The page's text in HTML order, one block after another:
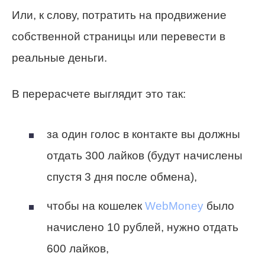
Или, к слову, потратить на продвижение
собственной страницы или перевести в
реальные деньги.
В перерасчете выглядит это так:
за один голос в контакте вы должны
отдать 300 лайков (будут начислены
спустя 3 дня после обмена),
чтобы на кошелек WebMoney было
начислено 10 рублей, нужно отдать
600 лайков,